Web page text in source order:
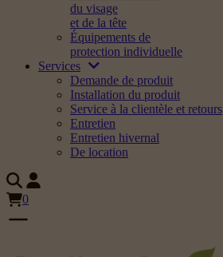
du visage
et de la tête
Équipements de
protection individuelle
Services
Demande de produit
Installation du produit
Service à la clientèle et retours
Entretien
Entretien hivernal
De location
0